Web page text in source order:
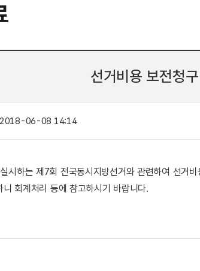
선거비용 보전청
2018-06-08 14:14
시하는 제7회 전국동시지방선거와 관련하여 선거
니 회계처리 등에 참고하시기 바랍니다.